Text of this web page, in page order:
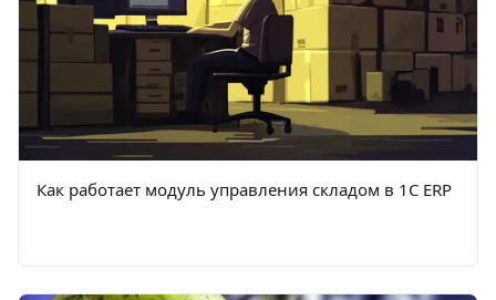
Как работает модуль управления складом в 1С ERP